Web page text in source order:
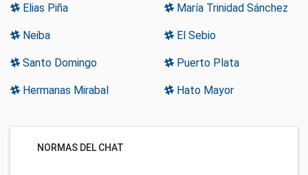
Elias Piña María Trinidad Sánchez
Neiba El Sebio
Santo Domingo Puerto Plata
Hermanas Mirabal Hato Mayor
NORMAS DEL CHAT